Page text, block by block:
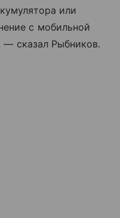
или
с мобильной
— сказал Рыбников.